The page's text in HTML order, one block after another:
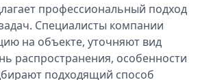
профессиональный подход
Специалисты компании
на объекте, уточняют вид
распространения, особенности
подходящий способ